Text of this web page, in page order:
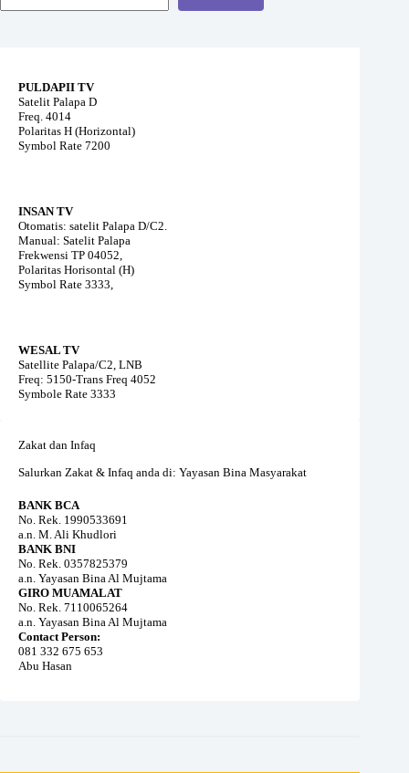
PULDAPII TV
Satelit Palapa D
Freq. 4014
Polaritas H (Horizontal)
Symbol Rate 7200
INSAN TV
Otomatis: satelit Palapa D/C2.
Manual: Satelit Palapa
Frekwensi TP 04052,
Polaritas Horisontal (H)
Symbol Rate 3333,
WESAL TV
Satellite Palapa/C2, LNB
Freq: 5150-Trans Freq 4052
Symbole Rate 3333
Zakat dan Infaq
Salurkan Zakat & Infaq anda di: Yayasan Bina Masyarakat
BANK BCA
No. Rek. 1990533691
a.n. M. Ali Khudlori
BANK BNI
No. Rek. 0357825379
a.n. Yayasan Bina Al Mujtama
GIRO MUAMALAT
No. Rek. 7110065264
a.n. Yayasan Bina Al Mujtama
Contact Person:
081 332 675 653
Abu Hasan